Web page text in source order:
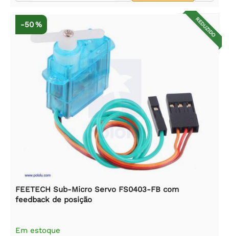
REDUZIDO
-50 %
FEETECH Sub-Micro Servo FS0403-FB com
feedback de posição
Em estoque